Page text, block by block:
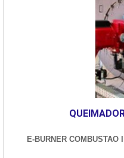
E-BURNER COMBUSTAO